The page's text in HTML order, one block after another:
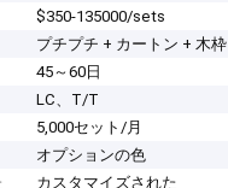
$350-135000/sets
プチプチ + カートン + 木枠
45～60日
LC、T/T
5,000セット/月
オプションの色
カスタマイズされた